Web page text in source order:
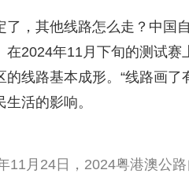
了，其他线路怎么走？中国
在2024年11月下旬的测试
的线路基本成形。“线路画
活的影响。
11月24日，2024粤港澳公